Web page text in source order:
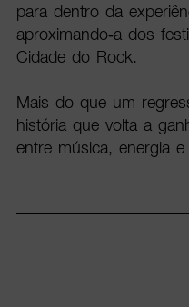
para dentro da
aproximando-a dos
Cidade do Rock.
Mais do que um
história que volta a
entre música, energia